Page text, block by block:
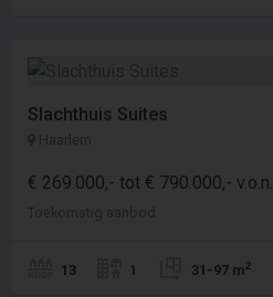
Slachthuis Suites
Haarlem
€ 269.000,- tot € 790.000,- v.o.n.
Toekomstig aanbod
13 1 31-97 m2